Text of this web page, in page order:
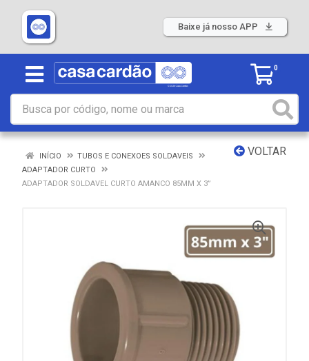
Baixe já nosso APP
0
VOLTAR
INÍCIO
TUBOS E CONEXOES SOLDAVEIS
ADAPTADOR CURTO
ADAPTADOR SOLDAVEL CURTO AMANCO 85MM X 3”